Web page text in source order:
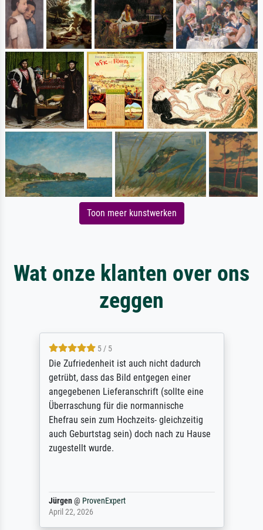
Toon meer kunstwerken
Wat onze klanten over ons
zeggen
5 / 5
Die Zufriedenheit ist auch nicht dadurch
getrübt, dass das Bild entgegen einer
angegebenen Lieferanschrift (sollte eine
Überraschung für die normannische
Ehefrau sein zum Hochzeits- gleichzeitig
auch Geburtstag sein) doch nach zu Hause
zugestellt wurde.
Jürgen@ ProvenExpert
April 22, 2026